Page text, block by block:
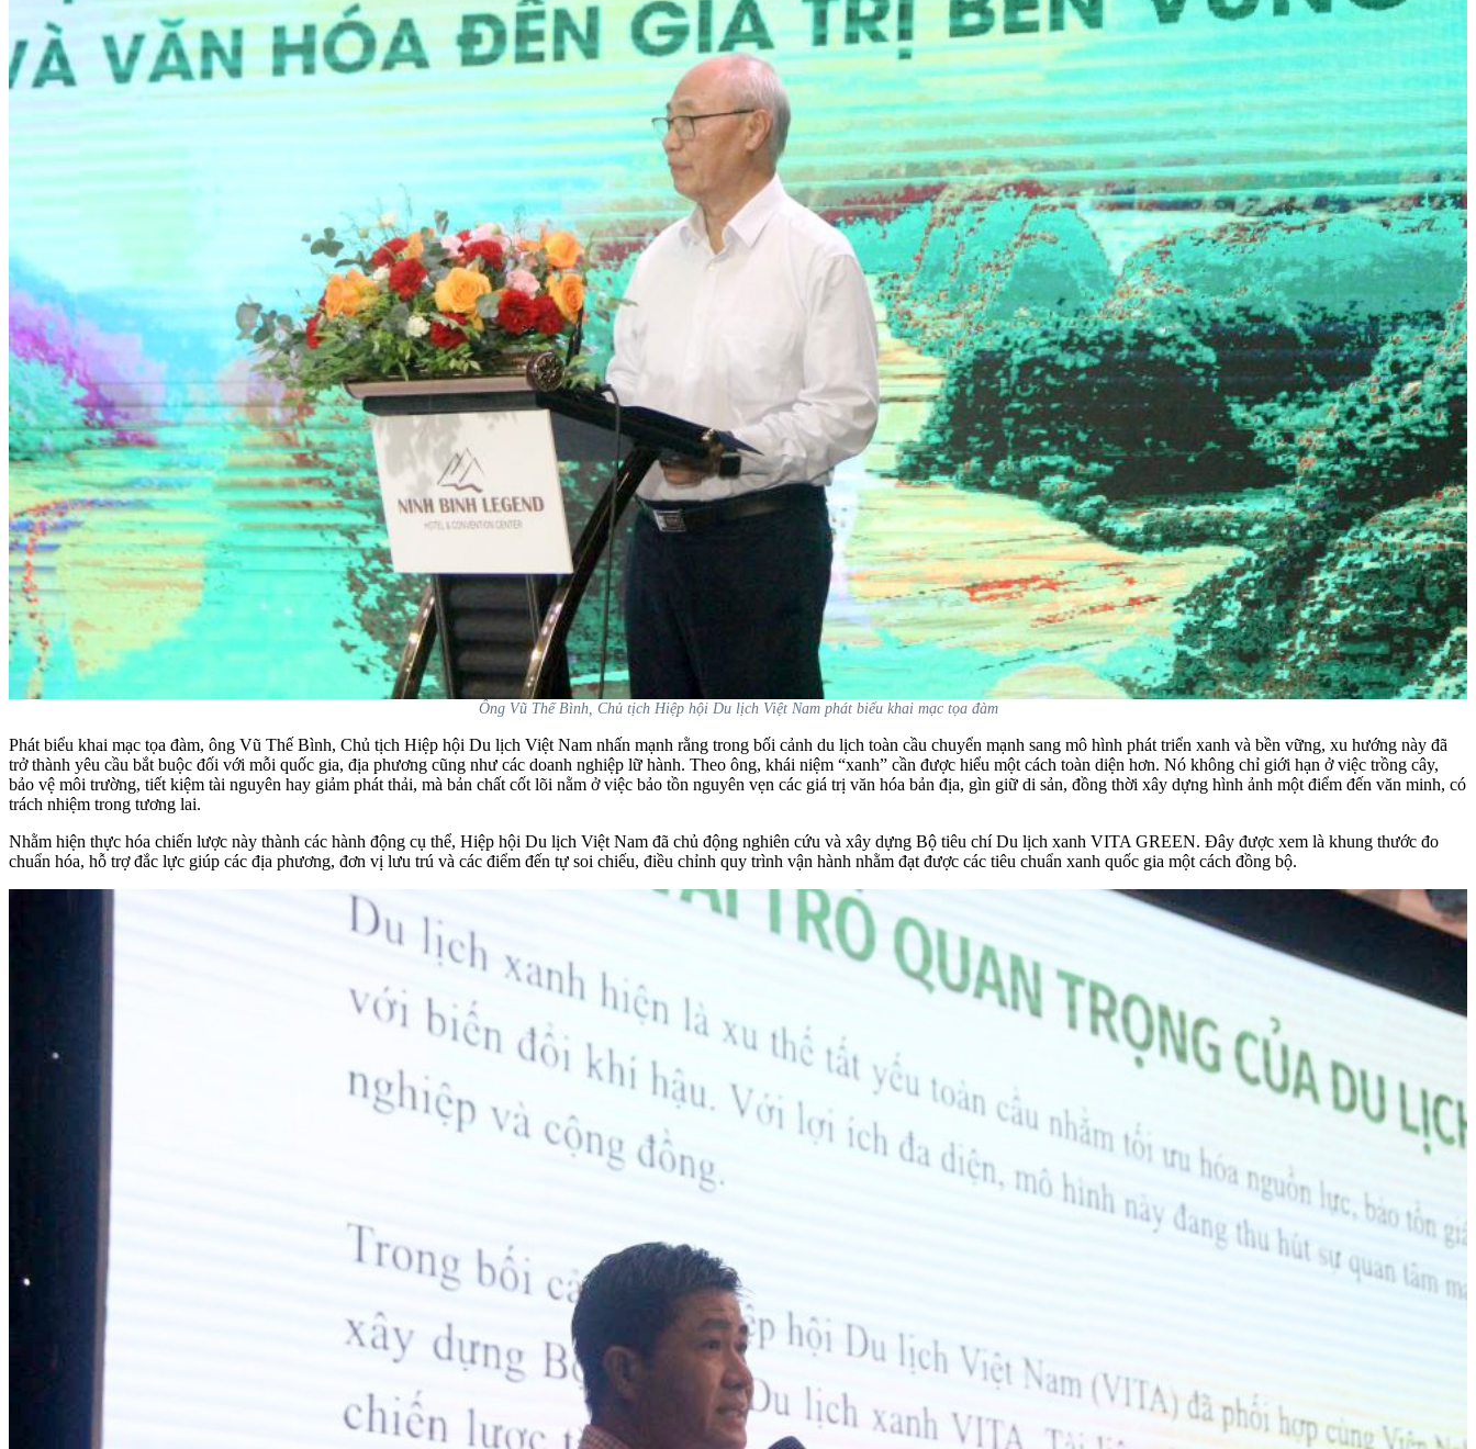
Ông Vũ Thế Bình, Chủ tịch Hiệp hội Du lịch Việt Nam phát biểu khai mạc tọa đàm
Phát biểu khai mạc tọa đàm, ông Vũ Thế Bình, Chủ tịch Hiệp hội Du lịch Việt Nam nhấn mạnh rằng trong bối cảnh du lịch toàn cầu chuyển mạnh sang mô hình phát triển xanh và bền vững, xu hướng này đã
trở thành yêu cầu bắt buộc đối với mỗi quốc gia, địa phương cũng như các doanh nghiệp lữ hành. Theo ông, khái niệm “xanh” cần được hiểu một cách toàn diện hơn. Nó không chỉ giới hạn ở việc trồng cây,
bảo vệ môi trường, tiết kiệm tài nguyên hay giảm phát thải, mà bản chất cốt lõi nằm ở việc bảo tồn nguyên vẹn các giá trị văn hóa bản địa, gìn giữ di sản, đồng thời xây dựng hình ảnh một điểm đến văn minh, có
trách nhiệm trong tương lai.
Nhằm hiện thực hóa chiến lược này thành các hành động cụ thể, Hiệp hội Du lịch Việt Nam đã chủ động nghiên cứu và xây dựng Bộ tiêu chí Du lịch xanh VITA GREEN. Đây được xem là khung thước đo
chuẩn hóa, hỗ trợ đắc lực giúp các địa phương, đơn vị lưu trú và các điểm đến tự soi chiếu, điều chỉnh quy trình vận hành nhằm đạt được các tiêu chuẩn xanh quốc gia một cách đồng bộ.